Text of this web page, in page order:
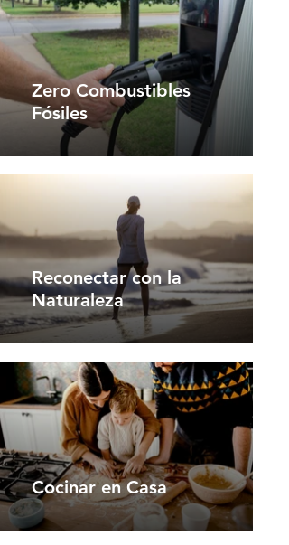
Zero Combustibles
Fósiles
Reconectar con la
Naturaleza
Cocinar en Casa